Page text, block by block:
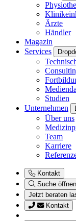
Ärzte
Händler
Magazin
Services
Studien
Unternehmen
Über uns
Team
Karriere
Kontakt
Suche öffnen
Jetzt beraten
Kontakt